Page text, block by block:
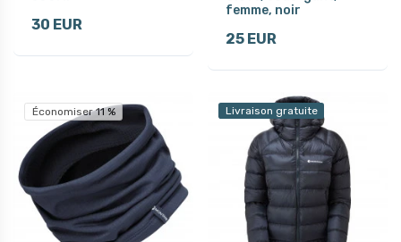
30 EUR
femme, noir
25 EUR
Économiser 11 % Livraison gratuite